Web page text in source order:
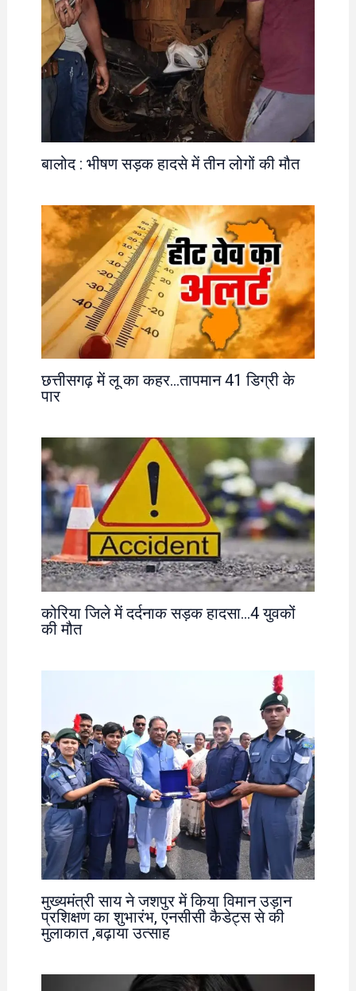
बालोद : भीषण सड़क हादसे में तीन लोगों की मौत
छत्तीसगढ़ में लू का कहर…तापमान 41 डिग्री के
पार
कोरिया जिले में दर्दनाक सड़क हादसा…4 युवकों
की मौत
मुख्यमंत्री साय ने जशपुर में किया विमान उड़ान
प्रशिक्षण का शुभारंभ, एनसीसी कैडेट्स से की
मुलाकात ,बढ़ाया उत्साह